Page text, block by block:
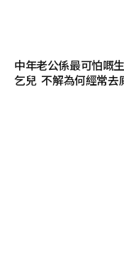
中年老公係最可怕嘅
乞兒 不解為何經常去